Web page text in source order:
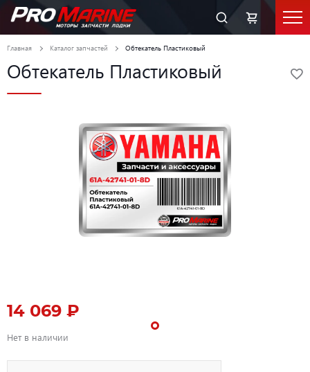
Главная Каталог запчастей Обтекатель Пластиковый
Обтекатель Пластиковый
14 069 ₽
Нет в наличии